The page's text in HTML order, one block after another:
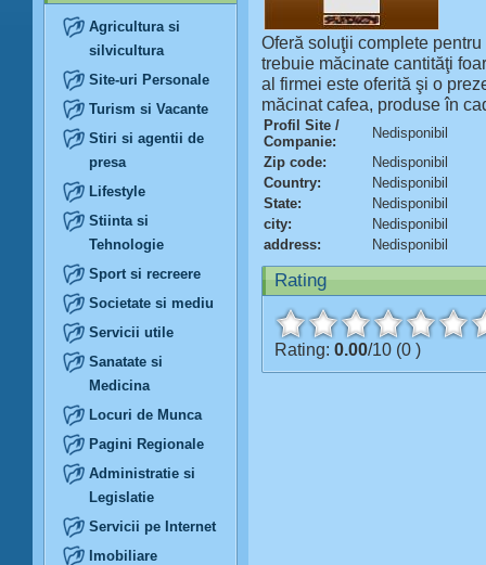
Agricultura si
silvicultura
Site-uri Personale
Turism si Vacante
Stiri si agentii de
presa
Lifestyle
Stiinta si
Tehnologie
Sport si recreere
Societate si mediu
Servicii utile
Sanatate si
Medicina
Locuri de Munca
Pagini Regionale
Administratie si
Legislatie
Servicii pe Internet
Imobiliare
Oferă soluţii complete
trebuie măcinate cantităţi
al firmei este oferită şi o
măcinat cafea, produse în
Profil Site /
Companie:
Nedisponibil
Zip code:
Nedisponibil
Country:
Nedisponibil
State:
Nedisponibil
city:
Nedisponibil
address:
Nedisponibil
Rating
Rating: 0.00/10 (0 )